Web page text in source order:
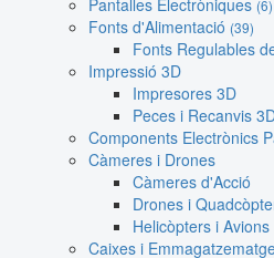
(6)
Fonts d'Alimentació (39)
Fonts Regulables
Impressió 3D
Impresores 3D
Peces i Recanvis
Components Electrònics
Càmeres i Drones
Càmeres d'Acció
Drones i
Helicòpters i Avions
Caixes i